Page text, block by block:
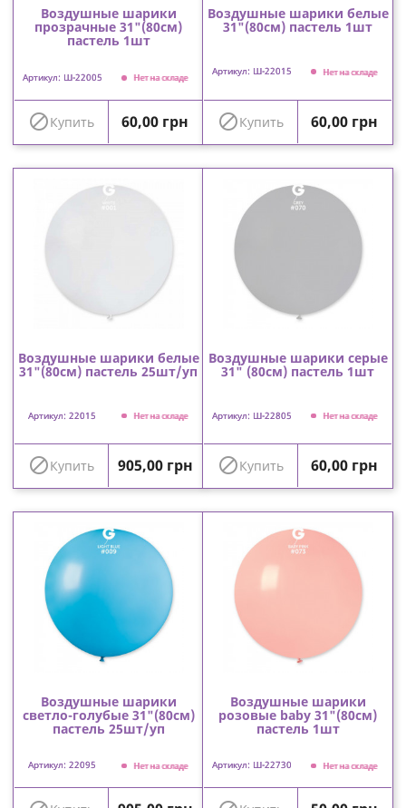
Воздушные шарики
прозрачные 31"(80см)
пастель 1шт
Артикул: Ш-22005 Нет на складе
Купить Цена
60,00 грн
Воздушные шарики белые
31"(80см) пастель 1шт
Артикул: Ш-22015 Нет на складе
Купить Цена
60,00 грн
Воздушные шарики белые
31"(80см) пастель 25шт/уп
Артикул: 22015 Нет на складе
Купить Цена
905,00 грн
Воздушные шарики серые
31" (80см) пастель 1шт
Артикул: Ш-22805 Нет на складе
Купить Цена
60,00 грн
Воздушные шарики
светло-голубые 31"(80см)
пастель 25шт/уп
Артикул: 22095 Нет на складе
Воздушные шарики
розовые baby 31"(80см)
пастель 1шт
Артикул: Ш-22730 Нет на складе